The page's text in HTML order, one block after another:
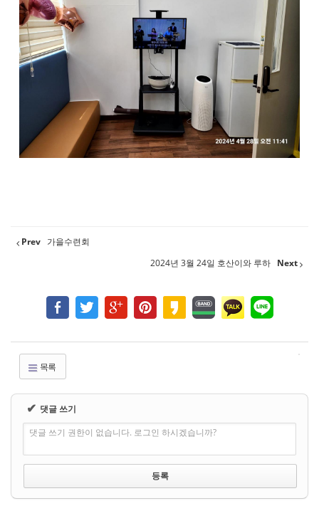
Prev 가을수련회
2024년 3월 24일 호산이와 루하 Next
목록
✔ 댓글 쓰기
댓글 쓰기 권한이 없습니다. 로그인 하시겠습니까?